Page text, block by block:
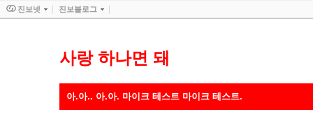
사랑 하나면 돼
아.아.. 아.아. 마이크 테스트 마이크 테스트.
진보넷 진보블로그